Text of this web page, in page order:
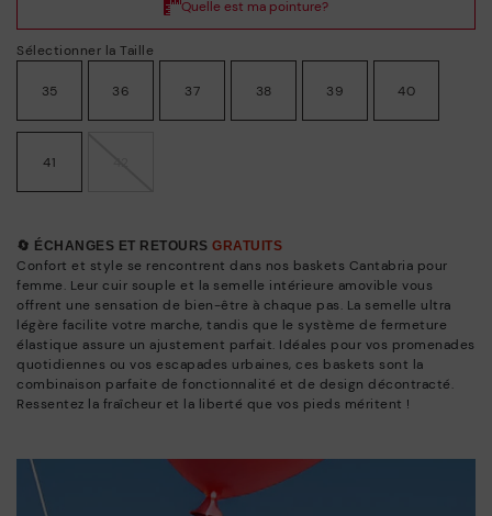
Sélectionner la Taille
35 36 37 38 39 40
41
🔄 ÉCHANGES ET RETOURS GRATUITS
Confort et style se rencontrent dans nos baskets Cantabria pour
femme. Leur cuir souple et la semelle intérieure amovible vous
offrent une sensation de bien-être à chaque pas. La semelle ultra
légère facilite votre marche, tandis que le système de fermeture
élastique assure un ajustement parfait. Idéales pour vos promenades
quotidiennes ou vos escapades urbaines, ces baskets sont la
combinaison parfaite de fonctionnalité et de design décontracté.
Ressentez la fraîcheur et la liberté que vos pieds méritent !